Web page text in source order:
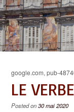
google.com, pub-
LE
Posted on30 mai 2020